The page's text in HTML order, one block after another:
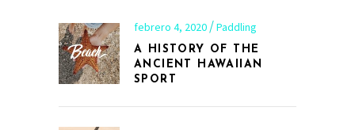
febrero 4, 2020 Paddling
A HISTORY OF THE
ANCIENT HAWAIIAN
SPORT